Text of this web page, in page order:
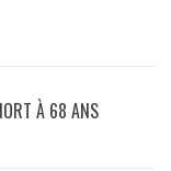
À 68 ANS